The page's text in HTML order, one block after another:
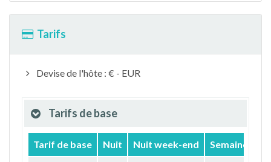
Tarifs
Devise de l'hôte : € - EUR
Tarifs de base
Tarif de base Nuit Nuit week-end Semaine